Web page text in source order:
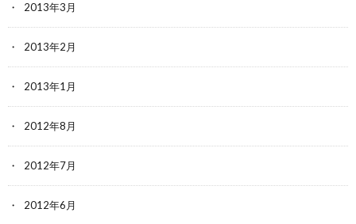
2013年3月
2013年2月
2013年1月
2012年8月
2012年7月
2012年6月